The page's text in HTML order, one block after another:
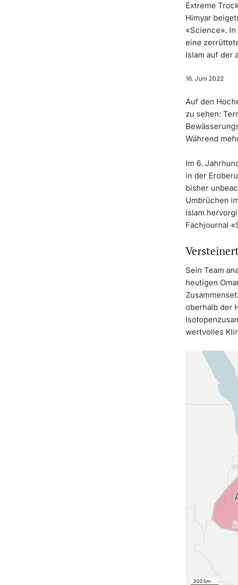
Extreme
Himyar
«Science».
eine
Islam auf der
16. Juni 2022
Auf den
zu sehen:
Während
Im 6.
in der
bisher
Umbrüchen
Islam
Fachjournal
Sein Team
heutigen
oberhalb der
wertvolles